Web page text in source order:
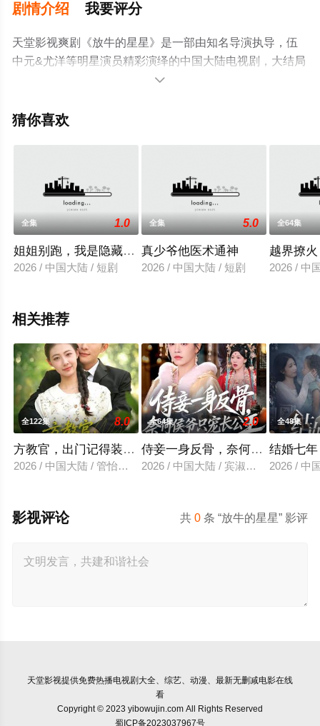
剧情介绍 我要评分
天堂影视爽剧《放牛的星星》是一部由知名导演执导，伍
中元&尤洋等明星演员精彩演绎的中国大陆电视剧，大结局
剧情已揭晓（全74集），手机免费观看高清未删减完整版
电视剧、电视猫或剧情网等平台了解。

猜你喜欢
全集 1.0
姐姐别跑，我是隐藏大佬
2026 / 中国大陆 / 短剧
全集 5.0
真少爷他医术通神
2026 / 中国大陆 / 短剧
全64集
越界撩火
2026 / 中
相关推荐
全122集 8.0
方教官，出门记得装不熟
2026 / 中国大陆 / 管怡欣＆鲍李宁＆江路祺
全64集 2.0
侍妾一身反骨，奈何侯爷只宠长
2026 / 中国大陆 / 宾淑贤＆刘泳辰
全48集
结婚七
2026 / 中
共0 条 “放牛的星星” 影评
影视评论
天堂影视提供免费热播电视剧大全、综艺、动漫、最新无删减电影在线
看
Copyright © 2023 yibowujin.com All Rights Reserved
蜀ICP备2023037967号